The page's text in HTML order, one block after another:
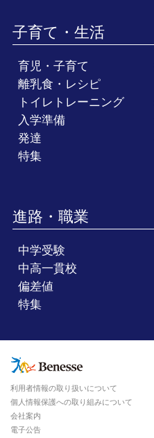
子育て・生活
育児・子育て
離乳食・レシピ
トイレトレーニング
入学準備
発達
特集
進路・職業
中学受験
中高一貫校
偏差値
特集
利用者情報の取り扱いについて
個人情報保護への取り組みについて
会社案内
電子公告